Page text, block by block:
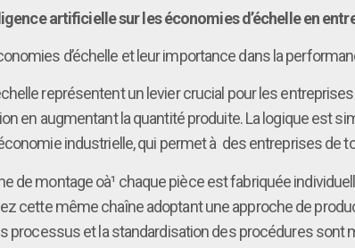
artificielle sur les économies d’échelle en
d’échelle et leur importance dans la
représentent un levier crucial pour les
en augmentant la quantité produite. La logique est
industrielle, qui permet à des entreprises de
de montage oà¹ chaque pièce est fabriquée
cette même chaîne adoptant une approche de
processus et la standardisation des procédures sont